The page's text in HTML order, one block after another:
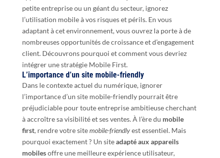
petite entreprise ou un géant du secteur, ignorez
l’utilisation mobile à vos risques et périls. En vous
adaptant à cet environnement, vous ouvrez la porte à de
nombreuses opportunités de croissance et d’engagement
client. Découvrons pourquoi et comment vous devriez
intégrer une stratégie Mobile First.
L’importance d’un site mobile-friendly
Dans le contexte actuel du numérique, ignorer
l’importance d’un site mobile-friendly pourrait être
préjudiciable pour toute entreprise ambitieuse cherchant
à accroître sa visibilité et ses ventes. À l’ère du mobile
first, rendre votre sitemobile-friendlyest essentiel. Mais
pourquoi exactement ? Un siteadapté aux appareils
mobilesoffre une meilleure expérience utilisateur,